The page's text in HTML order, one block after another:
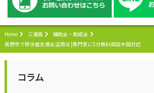
Home 三浦高
補助金・助成金
長野市で移住者支援金活用法 |専門家に5分無料相談全国対応
コラム